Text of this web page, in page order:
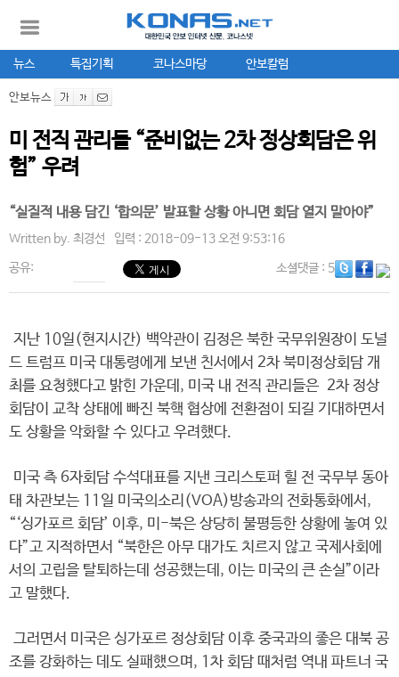
뉴스 특집기획 코나스마당 안보칼럼
안보뉴스
미 전직 관리들 “준비없는 2차 정상회담은 위
험” 우려
“실질적 내용 담긴 ‘합의문’ 발표할 상황 아니면 회담 열지 말아야”
Written by. 최경선 입력 : 2018-09-13 오전 9:53:16
공유: 소셜댓글: 5
지난 10일(현지시간) 백악관이 김정은 북한 국무위원장이 도널
드 트럼프 미국 대통령에게 보낸 친서에서 2차 북미정상회담 개
최를 요청했다고 밝힌 가운데, 미국 내 전직 관리들은 2차 정상
회담이 교착 상태에 빠진 북핵 협상에 전환점이 되길 기대하면서
도 상황을 악화할 수 있다고 우려했다.
미국 측 6자회담 수석대표를 지낸 크리스토퍼 힐 전 국무부 동아
태 차관보는 11일 미국의소리(VOA)방송과의 전화통화에서,
“‘싱가포르 회담’ 이후, 미-북은 상당히 불평등한 상황에 놓여 있
다”고 지적하면서 “북한은 아무 대가도 치르지 않고 국제사회에
서의 고립을 탈퇴하는데 성공했는데, 이는 미국의 큰 손실”이라
고 말했다.
그러면서 미국은 싱가포르 정상회담 이후 중국과의 좋은 대북 공
조를 강화하는 데도 실패했으며, 1차 회담 때처럼 역내 파트너 국